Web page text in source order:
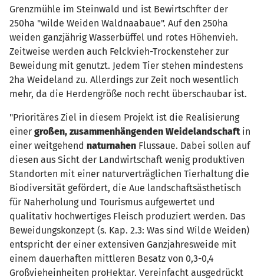
Grenzmühle im Steinwald und ist Bewirtschfter der
250ha "wilde Weiden Waldnaabaue". Auf den 250ha
weiden ganzjährig Wasserbüffel und rotes Höhenvieh.
Zeitweise werden auch Felckvieh-Trockensteher zur
Beweidung mit genutzt. Jedem Tier stehen mindestens
2ha Weideland zu. Allerdings zur Zeit noch wesentlich
mehr, da die Herdengröße noch recht überschaubar ist.
"Prioritäres Ziel in diesem Projekt ist die Realisierung
einer großen, zusammenhängenden Weidelandschaftin
einer weitgehend naturnahen Flussaue. Dabei sollen auf
diesen aus Sicht der Landwirtschaft wenig produktiven
Standorten mit einer naturverträglichen Tierhaltung die
Biodiversität gefördert, die Aue landschaftsästhetisch
für Naherholung und Tourismus aufgewertet und
qualitativ hochwertiges Fleisch produziert werden. Das
Beweidungskonzept (s. Kap. 2.3: Was sind Wilde Weiden)
entspricht der einer extensiven Ganzjahresweide mit
einem dauerhaften mittleren Besatz von 0,3-0,4
Großvieheinheiten proHektar. Vereinfacht ausgedrückt